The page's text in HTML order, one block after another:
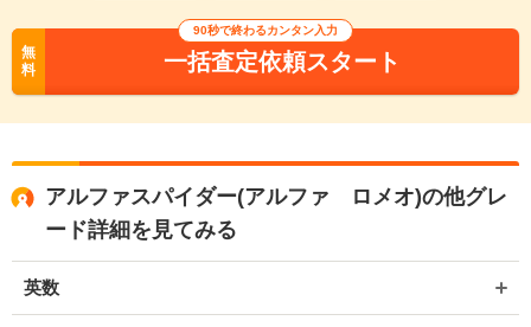
無
料
90秒で終わるカンタン入力
一括査定依頼スタート
アルファスパイダー(アルファ ロメオ)の他グレ
ード詳細を見てみる
英数